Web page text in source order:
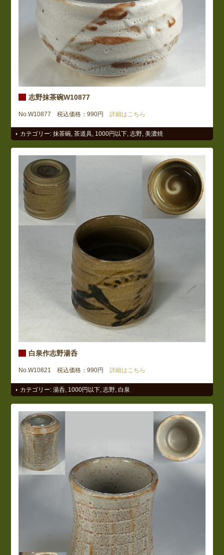
志野抹茶碗W10877
No.W10877 税込価格：990円 詳細はこちら
カテゴリー:抹茶碗 ,茶道具 1000円以下 ,志野 ,美濃焼
白泉作志野湯呑
No.W10821 税込価格：990円 詳細はこちら
カテゴリー:湯呑 1000円以下 ,志野 白泉